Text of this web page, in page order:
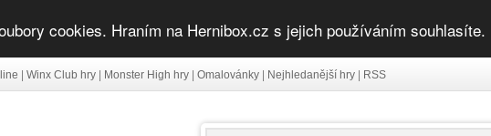
cookies. Hraním na Hernibox.cz s jejich používáním souhlasíte.
Winx Club hry Monster High hry Omalovánky Nejhledanější hry RSS